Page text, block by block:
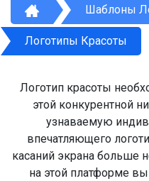
Шаблоны
Логотипы Красоты
Логотип красоты
этой конкурентной
узнаваемую
впечатляющего
касаний экрана больше
на этой платформе